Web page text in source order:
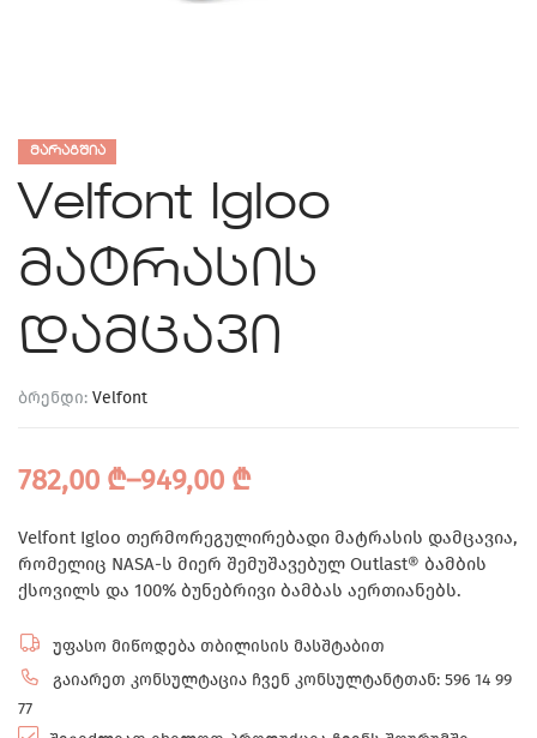
ᲛᲐᲠᲐᲒᲨᲘᲐ
Velfont Igloo
მატრასის
დამცავი
ბრენდი: Velfont
782,00 ₾–949,00 ₾
Velfont Igloo თერმორეგულირებადი მატრასის დამცავია,
რომელიც NASA-ს მიერ შემუშავებულ Outlast® ბამბის
ქსოვილს და 100% ბუნებრივი ბამბას აერთიანებს.
უფასო მიწოდება თბილისის მასშტაბით
გაიარეთ კონსულტაცია ჩვენ კონსულტანტთან: 596 14 99
77